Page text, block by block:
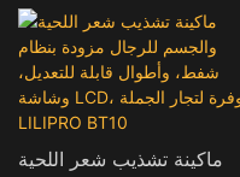
ماكينة تشذيب شعر اللحية